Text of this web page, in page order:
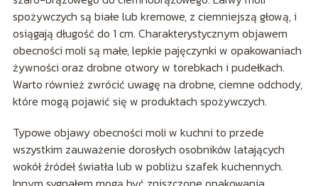
spożywczych są białe lub kremowe, z ciemniejszą głową, i
osiągają długość do 1 cm. Charakterystycznym objawem
obecności moli są małe, lepkie pajęczynki w opakowaniach
żywności oraz drobne otwory w torebkach i pudełkach.
Warto również zwrócić uwagę na drobne, ciemne odchody,
które mogą pojawić się w produktach spożywczych.
Typowe objawy obecności moli w kuchni to przede
wszystkim zauważenie dorosłych osobników latających
wokół źródeł światła lub w pobliżu szafek kuchennych.